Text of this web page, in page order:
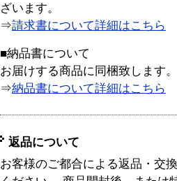
ざいます。
⇒請求書について詳細はこちら
■納品書について
お届けする商品に同梱致します。
⇒納品書について詳細はこちら
返品について
お客様のご都合による返品・交